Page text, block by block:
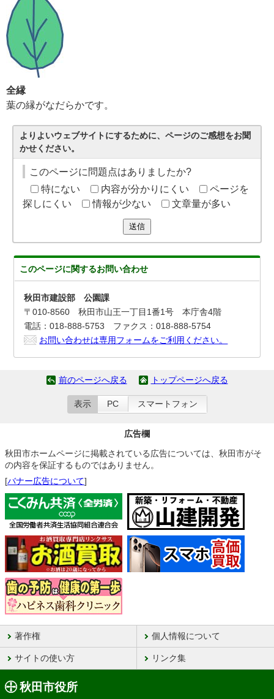
全縁
葉の縁がなだらかです。
よりよいウェブサイトにするために、ページのご感想をお聞
かせください。
このページに問題点はありましたか?
特にない
内容が分かりにくい
ページを
探しにくい
情報が少ない 文章量が多い
送信
このページに関するお問い合わせ
秋田市建設部 公園課
〒010-8560 秋田市山王一丁目1番1号 本庁舎4階
電話：018-888-5753 ファクス：018-888-5754
お問い合わせは専用フォームをご利用ください。
前のページへ戻る トップページへ戻る
表示 PC スマートフォン
広告欄
秋田市ホームページに掲載されている広告については、秋田市がそ
の内容を保証するものではありません。
[バナー広告について]
著作権 個人情報について
サイトの使い方 リンク集
秋田市役所